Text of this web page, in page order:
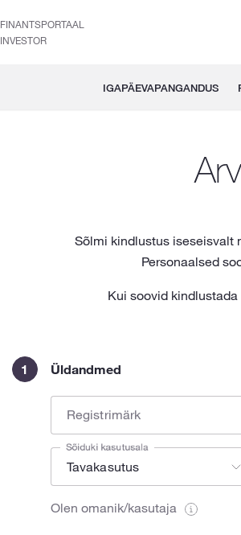
FINANTSPORTAAL
INVESTOR
IGAPÄEVAPANGANDUS
Sõlmi kindlustus iseseisvalt
Personaalsed
Kui soovid
Üldandmed
1
Registrimärk
Sõiduki kasutusala
Olen omanik/kasutaja